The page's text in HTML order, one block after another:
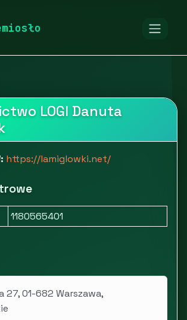
i rozrywka
LOGI Danuta
https://lamiglowki.net/
1180565401
27, 01-682 Warszawa,